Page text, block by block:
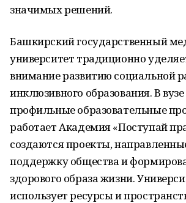
значимых решений.
Башкирский государственный
университет традиционно
внимание развитию социальной
инклюзивного образования. В
профильные образовательные
работает Академия «Поступай
создаются проекты,
поддержку общества и
здорового образа жизни.
использует ресурсы и